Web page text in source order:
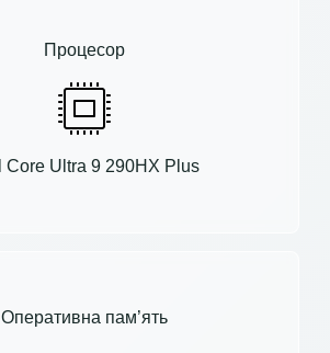
Процесор
Core Ultra 9 290HX Plus
Оперативна пам’ять